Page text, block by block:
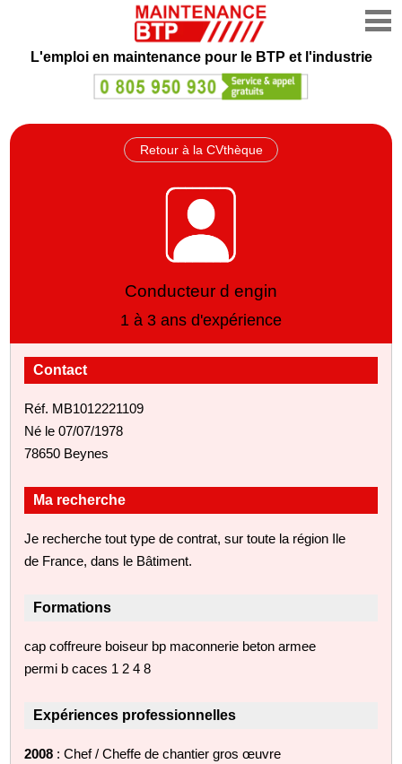
L'emploi en maintenance pour le BTP et l'industrie
Retour à la CVthèque
Conducteur d engin
1 à 3 ans d'expérience
Contact
Réf. MB1012221109
Né le 07/07/1978
78650 Beynes
Ma recherche
Je recherche tout type de contrat, sur toute la région Ile
de France, dans le Bâtiment.
Formations
cap coffreure boiseur bp maconnerie beton armee
permi b caces 1 2 4 8
Expériences professionnelles
2008 : Chef / Cheffe de chantier gros œuvre